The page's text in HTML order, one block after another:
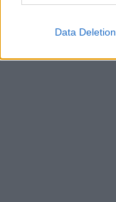
Data Deletion